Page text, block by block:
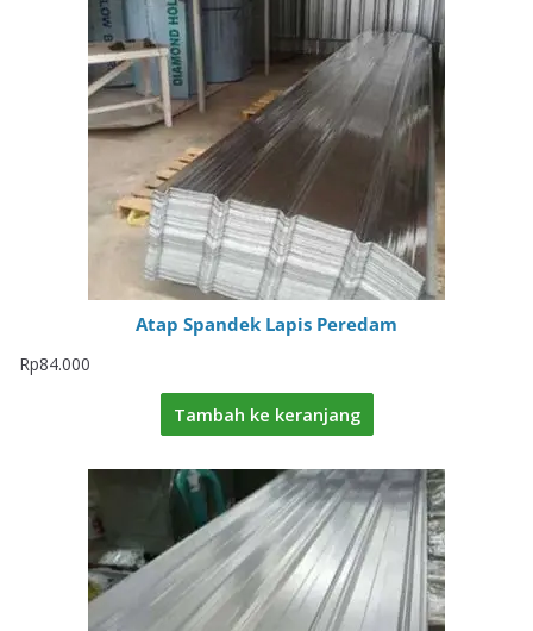
Atap Spandek Lapis Peredam
Rp84.000
Tambah ke keranjang